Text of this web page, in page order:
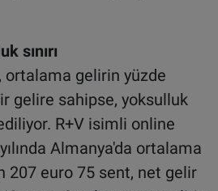
sınırı
ortalama gelirin yüzde
gelire sahipse, yoksulluk
R+V isimli online
Almanya'da ortalama
207 euro 75 sent, net gelir